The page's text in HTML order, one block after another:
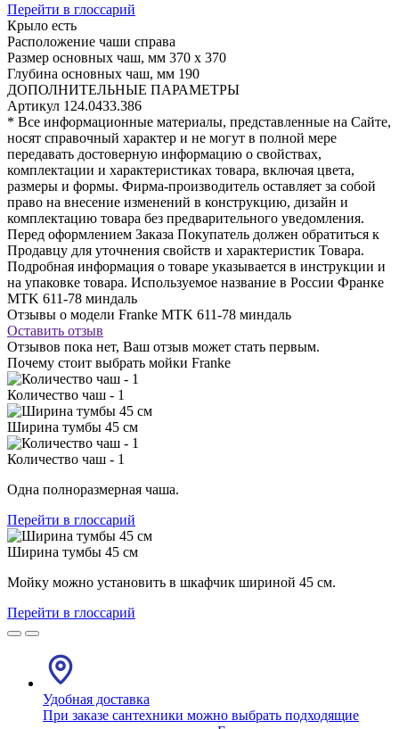
Перейти в глоссарий
Крыло есть
Расположение чаши справа
Размер основных чаш, мм 370 х 370
Глубина основных чаш, мм 190
ДОПОЛНИТЕЛЬНЫЕ ПАРАМЕТРЫ
Артикул 124.0433.386
* Все информационные материалы, представленные на Сайте,
носят справочный характер и не могут в полной мере
передавать достоверную информацию о свойствах,
комплектации и характеристиках товара, включая цвета,
размеры и формы. Фирма-производитель оставляет за собой
право на внесение изменений в конструкцию, дизайн и
комплектацию товара без предварительного уведомления.
Перед оформлением Заказа Покупатель должен обратиться к
Продавцу для уточнения свойств и характеристик Товара.
Подробная информация о товаре указывается в инструкции и
на упаковке товара. Используемое название в России Франке
MTK 611-78 миндаль
Отзывы о модели Franke MTK 611-78 миндаль
Оставить отзыв
Отзывов пока нет, Ваш отзыв может стать первым.
Почему стоит выбрать мойки Franke
Количество чаш - 1
Ширина тумбы 45 см
Количество чаш - 1
Одна полноразмерная чаша.
Перейти в глоссарий
Ширина тумбы 45 см
Мойку можно установить в шкафчик шириной 45 см.
Перейти в глоссарий
Удобная доставка
При заказе сантехники можно выбрать подходящие